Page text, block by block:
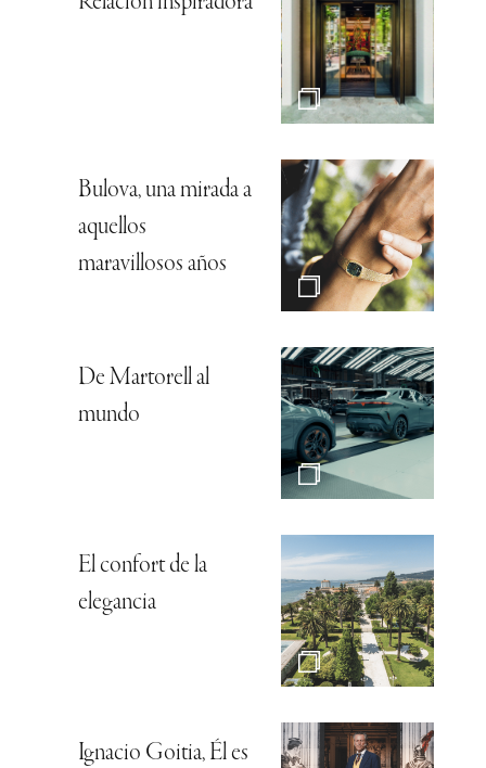
Bulova, una mirada a
aquellos
maravillosos años
De Martorell al
mundo
El confort de la
elegancia
Ignacio Goitia, Él es